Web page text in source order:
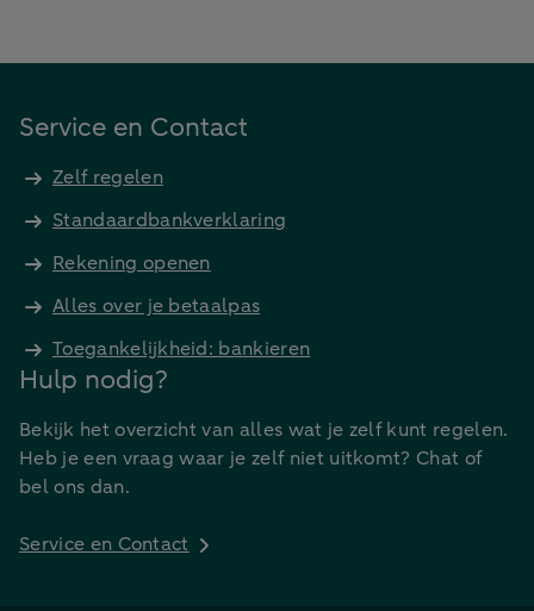
Service en Contact
Zelf regelen
Standaardbankverklaring
Rekening openen
Alles over je betaalpas
Toegankelijkheid: bankieren
Hulp nodig?
Bekijk het overzicht van alles wat je zelf kunt regelen.
Heb je een vraag waar je zelf niet uitkomt? Chat of
bel ons dan.
Service en Contact